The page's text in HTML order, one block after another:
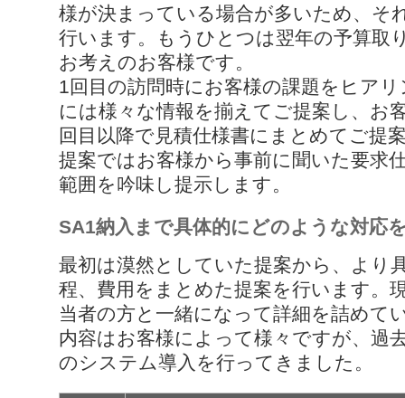
様が決まっている場合が多いため、そ
行います。もうひとつは翌年の予算取
お考えのお客様です。
1回目の訪問時にお客様の課題をヒア
には様々な情報を揃えてご提案し、お
回目以降で見積仕様書にまとめてご提
提案ではお客様から事前に聞いた要求
範囲を吟味し提示します。
SA1納入まで具体的にどのような対応
最初は漠然としていた提案から、より
程、費用をまとめた提案を行います。
当者の方と一緒になって詳細を詰めて
内容はお客様によって様々ですが、過
のシステム導入を行ってきました。